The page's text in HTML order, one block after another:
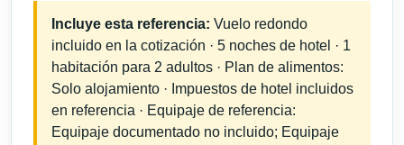
Incluye esta referencia: Vuelo redondo
incluido en la cotización · 5 noches de hotel · 1
habitación para 2 adultos · Plan de alimentos:
Solo alojamiento · Impuestos de hotel incluidos
en referencia · Equipaje de referencia:
Equipaje documentado no incluido; Equipaje